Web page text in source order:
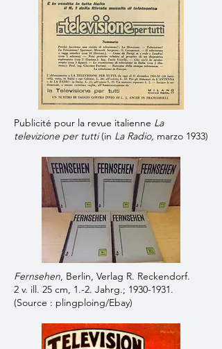
Publicité pour la revue italienne La
televizione per tutti(in La Radio, marzo 1933)
Fernsehen, Berlin, Verlag R. Reckendorf.
2 v. ill. 25 cm, 1.-2. Jahrg.; 1930-1931.
(Source : plingploing/Ebay)